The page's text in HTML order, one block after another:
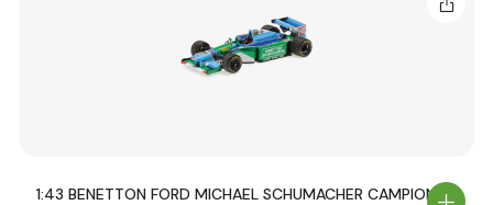
1:43 BENETTON FORD MICHAEL SCHUMACHER CAMPION